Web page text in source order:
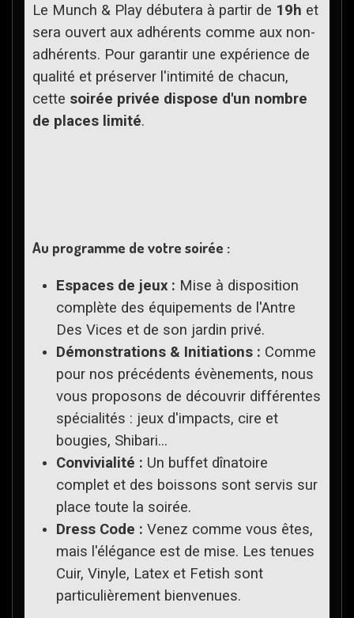
Le Munch & Play débutera à partir de 19h et
sera ouvert aux adhérents comme aux non-
adhérents. Pour garantir une expérience de
qualité et préserver l'intimité de chacun,
cette soirée privée dispose d'un nombre
de places limité.
Au programme de votre soirée :
Espaces de jeux : Mise à disposition
complète des équipements de l'Antre
Des Vices et de son jardin privé.
Démonstrations & Initiations : Comme
pour nos précédents évènements, nous
vous proposons de découvrir différentes
spécialités : jeux d'impacts, cire et
bougies, Shibari...
Convivialité : Un buffet dînatoire
complet et des boissons sont servis sur
place toute la soirée.
Dress Code : Venez comme vous êtes,
mais l'élégance est de mise. Les tenues
Cuir, Vinyle, Latex et Fetish sont
particulièrement bienvenues.